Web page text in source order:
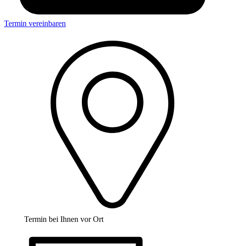
Termin vereinbaren
Termin bei Ihnen vor Ort